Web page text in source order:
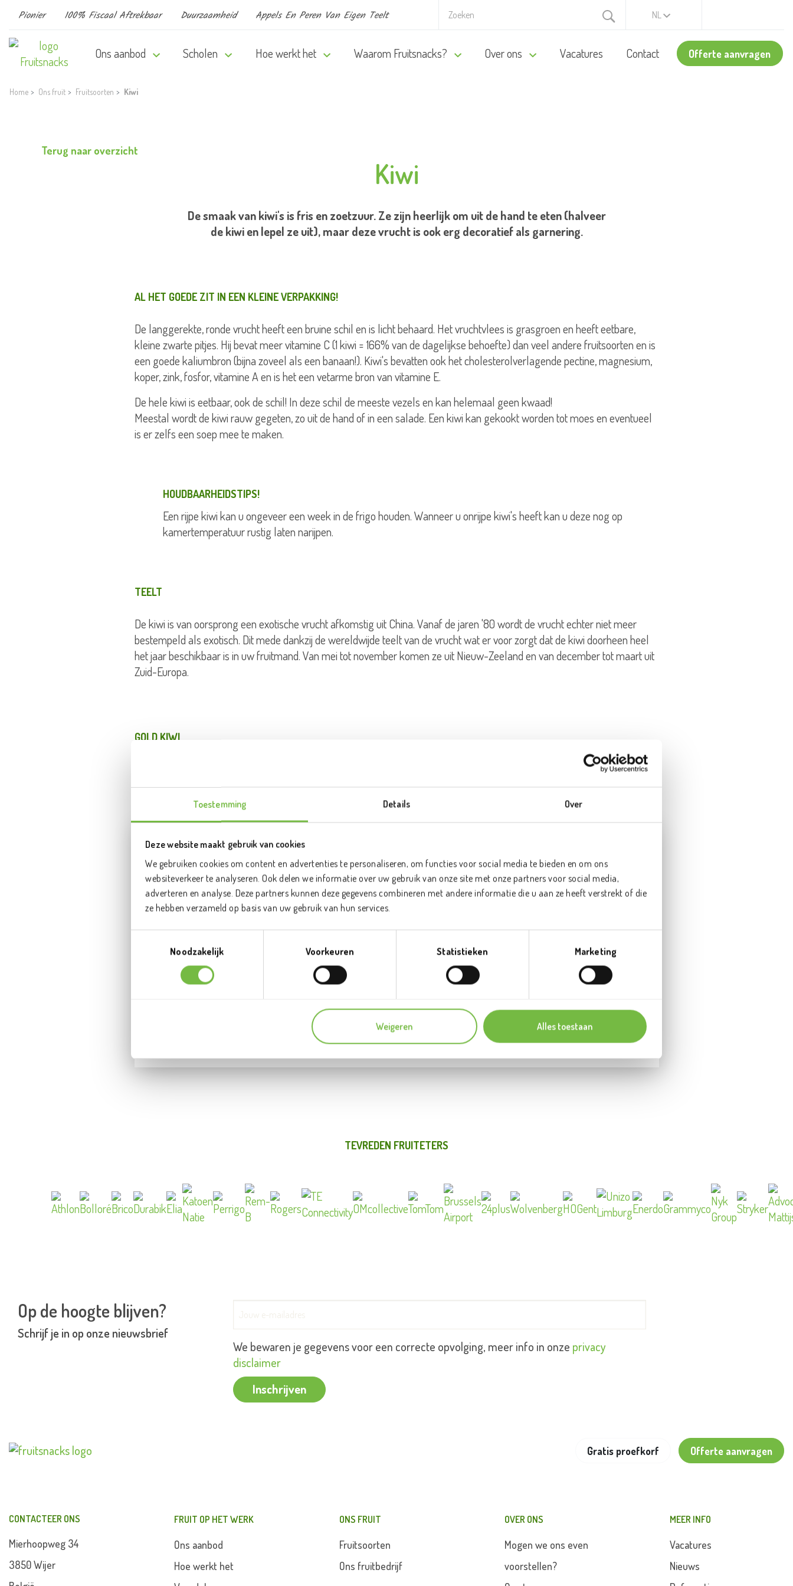
Toestemming Details Over
Deze website maakt gebruik van cookies
We gebruiken cookies om content en advertenties te personaliseren, om functies voor social media te bieden en om ons
websiteverkeer te analyseren. Ook delen we informatie over uw gebruik van onze site met onze partners voor social media,
adverteren en analyse. Deze partners kunnen deze gegevens combineren met andere informatie die u aan ze heeft verstrekt of die
ze hebben verzameld op basis van uw gebruik van hun services.
Noodzakelijk
Voorkeuren Statistieken Marketing
Weigeren Alles toestaan
Ons aanbod Scholen Hoe werkt het Waarom Fruitsnacks? Over ons Vacatures Contact Offerte aanvragen
Pionier 100% Fiscaal Aftrekbaar Duurzaamheid Appels En Peren Van Eigen Teelt NL
Home Ons fruit Fruitsoorten Kiwi
Terug naar overzicht
Kiwi
De smaak van kiwi's is fris en zoetzuur. Ze zijn heerlijk om uit de hand te eten (halveer
de kiwi en lepel ze uit), maar deze vrucht is ook erg decoratief als garnering.
AL HET GOEDE ZIT IN EEN KLEINE VERPAKKING!
De langgerekte, ronde vrucht heeft een bruine schil en is licht behaard. Het vruchtvlees is grasgroen en heeft eetbare,
kleine zwarte pitjes. Hij bevat meer vitamine C (1 kiwi = 166% van de dagelijkse behoefte) dan veel andere fruitsoorten en is
een goede kaliumbron (bijna zoveel als een banaan!). Kiwi's bevatten ook het cholesterolverlagende pectine, magnesium,
koper, zink, fosfor, vitamine A en is het een vetarme bron van vitamine E.
De hele kiwi is eetbaar, ook de schil! In deze schil de meeste vezels en kan helemaal geen kwaad!
Meestal wordt de kiwi rauw gegeten, zo uit de hand of in een salade. Een kiwi kan gekookt worden tot moes en eventueel
is er zelfs een soep mee te maken.
HOUDBAARHEIDSTIPS!
Een rijpe kiwi kan u ongeveer een week in de frigo houden. Wanneer u onrijpe kiwi's heeft kan u deze nog op
kamertemperatuur rustig laten narijpen.
TEELT
De kiwi is van oorsprong een exotische vrucht afkomstig uit China. Vanaf de jaren '80 wordt de vrucht echter niet meer
bestempeld als exotisch. Dit mede dankzij de wereldwijde teelt van de vrucht wat er voor zorgt dat de kiwi doorheen heel
het jaar beschikbaar is in uw fruitmand. Van mei tot november komen ze uit Nieuw-Zeeland en van december tot maart uit
Zuid-Europa.
GOLD KIWI
De nieuwste variant is de Gold Kiwi. Deze kiwi’s zijn ontstaan door kruising en selectie van verschillende Chinese zaden. Het
was een proces van enkele jaren maar uiteindelijk werden de nieuwe ‘golden’ kiwi’s rond de eeuwwisseling naar Europa
geëxporteerd.
OOK EEN GEZONDE SNACK OP HET WERK?
PROBEER HET UIT MET EEN PROEFKORF!
8 soorten van het beste fruit
Beslis erna pas of je verder gaat
Proefkorf bestellen
TEVREDEN FRUITETERS
Op de hoogte blijven?
Schrijf je in op onze nieuwsbrief
E-mailadres:
We bewaren je gegevens voor een correcte opvolging, meer info in onze privacy
disclaimer
Inschrijven
Gratis proefkorf Offerte aanvragen
CONTACTEER ONS
Mierhoopweg 34
3850 Wijer
FRUIT OP HET WERK
Ons aanbod
Hoe werkt het
ONS FRUIT
Fruitsoorten
Ons fruitbedrijf
OVER ONS
Mogen we ons even
voorstellen?
MEER INFO
Vacatures
Nieuws